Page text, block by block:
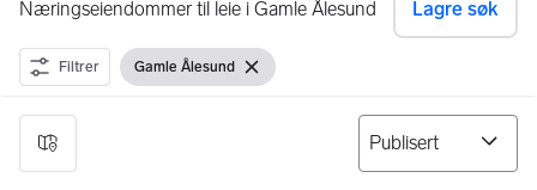
Næringseiendommer til leie i Gamle Ålesund Lagre søk
Filtrer Vis filter
Gamle Ålesund Fjern filter